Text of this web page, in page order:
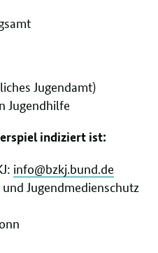
Jugendamt)
Jugendhilfe
indiziert ist:
info@bzkj.bund.de
Jugendmedienschutz